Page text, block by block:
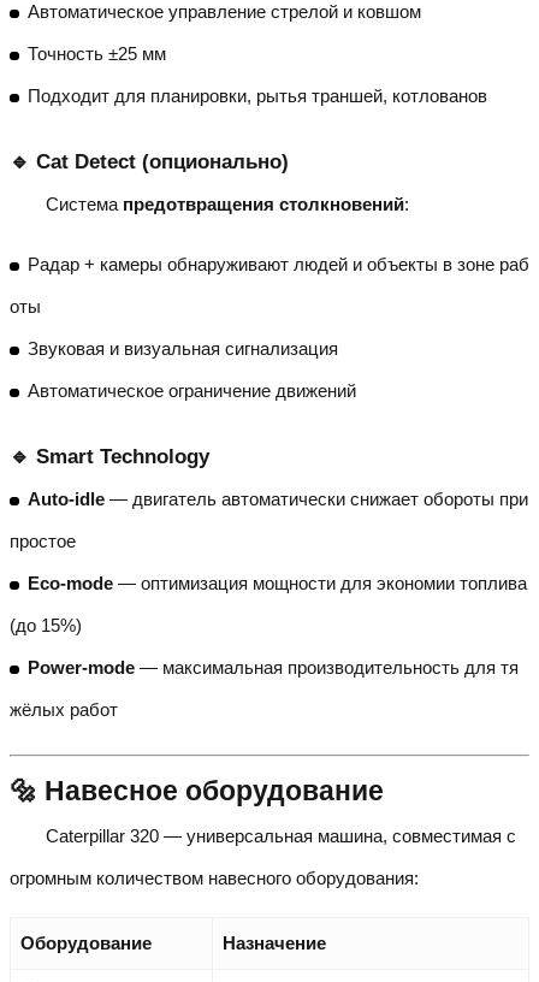
Автоматическое управление стрелой и ковшом
Точность ±25 мм
Подходит для планировки, рытья траншей, котлованов
🔹 Cat Detect (опционально)
Система предотвращения столкновений:
Радар + камеры обнаруживают людей и объекты в зоне раб
оты
Звуковая и визуальная сигнализация
Автоматическое ограничение движений
🔹 Smart Technology
Auto-idle — двигатель автоматически снижает обороты при
простое
Eco-mode — оптимизация мощности для экономии топлива
(до 15%)
Power-mode — максимальная производительность для тя
жёлых работ
🔩 Навесное оборудование
Caterpillar 320 — универсальная машина, совместимая с
огромным количеством навесного оборудования:
Оборудование Назначение